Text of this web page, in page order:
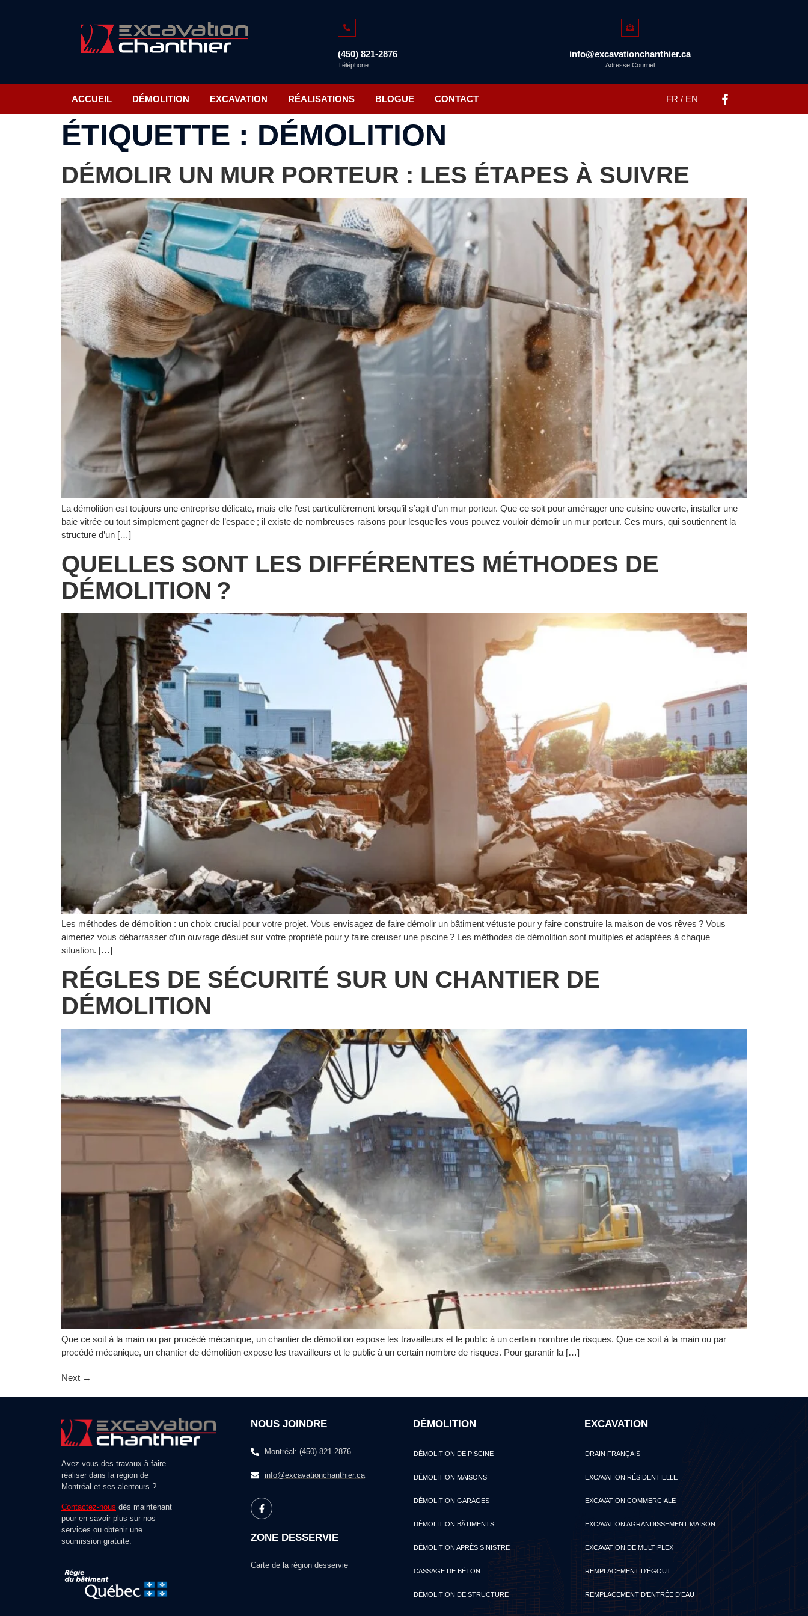
(450) 821-2876
Téléphone
info@excavationchanthier.ca
Adresse Courriel
ACCUEIL DÉMOLITION EXCAVATION RÉALISATIONS BLOGUE CONTACT FR / EN
ÉTIQUETTE : DÉMOLITION
DÉMOLIR UN MUR PORTEUR : LES ÉTAPES À SUIVRE
La démolition est toujours une entreprise délicate, mais elle l’est particulièrement lorsqu’il s’agit d’un mur porteur. Que ce soit pour aménager une cuisine ouverte, installer une
baie vitrée ou tout simplement gagner de l’espace ; il existe de nombreuses raisons pour lesquelles vous pouvez vouloir démolir un mur porteur. Ces murs, qui soutiennent la
structure d’un […]
QUELLES SONT LES DIFFÉRENTES MÉTHODES DE
DÉMOLITION ?
Les méthodes de démolition : un choix crucial pour votre projet. Vous envisagez de faire démolir un bâtiment vétuste pour y faire construire la maison de vos rêves ? Vous
aimeriez vous débarrasser d’un ouvrage désuet sur votre propriété pour y faire creuser une piscine ? Les méthodes de démolition sont multiples et adaptées à chaque
situation. […]
RÉGLES DE SÉCURITÉ SUR UN CHANTIER DE
DÉMOLITION
Que ce soit à la main ou par procédé mécanique, un chantier de démolition expose les travailleurs et le public à un certain nombre de risques. Que ce soit à la main ou par
procédé mécanique, un chantier de démolition expose les travailleurs et le public à un certain nombre de risques. Pour garantir la […]
Next →
Avez-vous des travaux à faire
réaliser dans la région de
Montréal et ses alentours ?
Contactez-nous dès maintenant
pour en savoir plus sur nos
services ou obtenir une
soumission gratuite.
NOUS JOINDRE
Montréal: (450) 821-2876
info@excavationchanthier.ca
ZONE DESSERVIE
Carte de la région desservie
DÉMOLITION
DÉMOLITION DE PISCINE
DÉMOLITION MAISONS
DÉMOLITION GARAGES
DÉMOLITION BÂTIMENTS
DÉMOLITION APRÈS SINISTRE
CASSAGE DE BÉTON
DÉMOLITION DE STRUCTURE
EXCAVATION
DRAIN FRANÇAIS
EXCAVATION RÉSIDENTIELLE
EXCAVATION COMMERCIALE
EXCAVATION AGRANDISSEMENT MAISON
EXCAVATION DE MULTIPLEX
REMPLACEMENT D’ÉGOUT
REMPLACEMENT D’ENTRÉE D’EAU